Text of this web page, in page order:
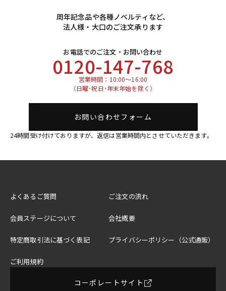
周年記念品や各種ノベルティなど、
法人様・大口のご注文承ります
お電話でのご注文・お問い合わせ
0120-147-768
営業時間：10:00～16:00
（日曜･祝日･年末年始を除く）
お問い合わせフォーム
24時間受け付けておりますが、返信は営業時間内とさせていただきます。
よくあるご質問 ご注文の流れ
会員ステージについて 会社概要
特定商取引法に基づく表記 プライバシーポリシー（公式通販）
ご利用規約
コーポレートサイト